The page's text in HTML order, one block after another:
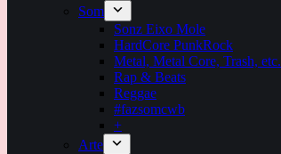
Som
Sonz Eixo Mole
HardCore PunkRock
Metal, Metal Core, Trash, etc.
Rap & Beats
Reggae
#fazsomcwb
+
Arte